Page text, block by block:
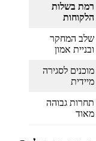
רמת בשלות
הלקוחות
שלב המחקר
ובניית אמון
מוכנים לסגירה
מיידית
תחרות גבוהה
מאוד